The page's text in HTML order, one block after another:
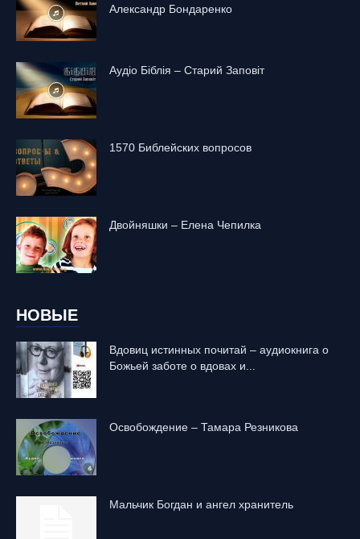
Александр Бондаренко
Аудіо Біблія – Старий Заповіт
1570 Библейских вопросов
Двойняшки – Елена Чепилка
НОВЫЕ
Вдовиц истинных почитай – аудиокнига о
Божьей заботе о вдовах и...
Освобождение – Тамара Резникова
Mальчик Богдан и ангел хранитель